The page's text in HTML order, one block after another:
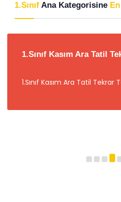
1.Sınıf Ana Kategorisine
1.Sınıf Kasım Ara Tatil
1.Sınıf Kasım Ara Tatil Tekrar